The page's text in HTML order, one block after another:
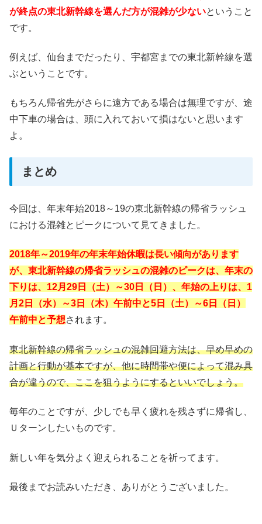
が終点の東北新幹線を選んだ方が混雑が少ないということ
です。
例えば、仙台までだったり、宇都宮までの東北新幹線を選
ぶということです。
もちろん帰省先がさらに遠方である場合は無理ですが、途
中下車の場合は、頭に入れておいて損はないと思います
よ。
まとめ
今回は、年末年始2018～19の東北新幹線の帰省ラッシュ
における混雑とピークについて見てきました。
2018年～2019年の年末年始休暇は長い傾向があります
が、東北新幹線の帰省ラッシュの混雑のピークは、年末の
下りは、12月29日（土）～30日（日）、年始の上りは、1
月2日（水）～3日（木）午前中と5日（土）～6日（日）
午前中と予想されます。
東北新幹線の帰省ラッシュの混雑回避方法は、早め早めの
計画と行動が基本ですが、他に時間帯や便によって混み具
合が違うので、ここを狙うようにするといいでしょう。
毎年のことですが、少しでも早く疲れを残さずに帰省し、
Ｕターンしたいものです。
新しい年を気分よく迎えられることを祈ってます。
最後までお読みいただき、ありがとうございました。